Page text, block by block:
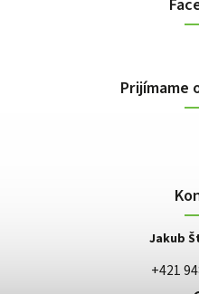
Prijímame
Jakub
+421